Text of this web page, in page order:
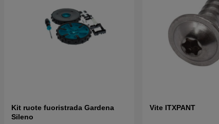
Kit ruote fuoristrada Gardena
Sileno
Vite ITXPANT